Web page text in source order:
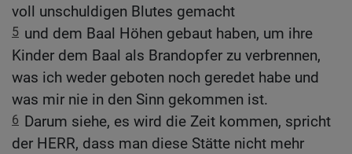
voll unschuldigen Blutes gemacht
5 und dem Baal Höhen gebaut haben, um ihre
Kinder dem Baal als Brandopfer zu verbrennen,
was ich weder geboten noch geredet habe und
was mir nie in den Sinn gekommen ist.
6 Darum siehe, es wird die Zeit kommen, spricht
der HERR, dass man diese Stätte nicht mehr